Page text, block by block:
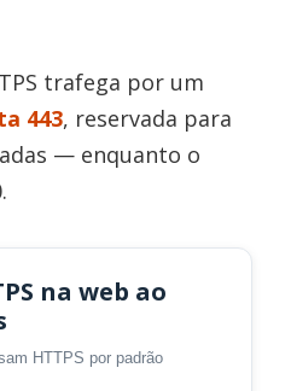
trafega por um
443, reservada para
— enquanto o
na web ao
HTTPS por padrão